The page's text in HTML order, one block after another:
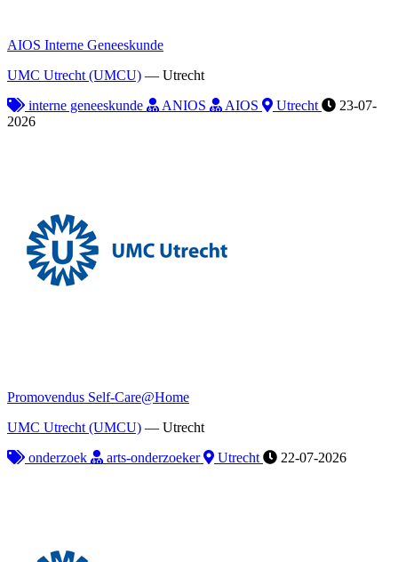
AIOS Interne Geneeskunde
UMC Utrecht (UMCU) — Utrecht
interne geneeskunde
ANIOS AIOS Utrecht
23-07-
2026
Promovendus Self-Care@Home
UMC Utrecht (UMCU) — Utrecht
onderzoek
arts-onderzoeker Utrecht 22-07-2026